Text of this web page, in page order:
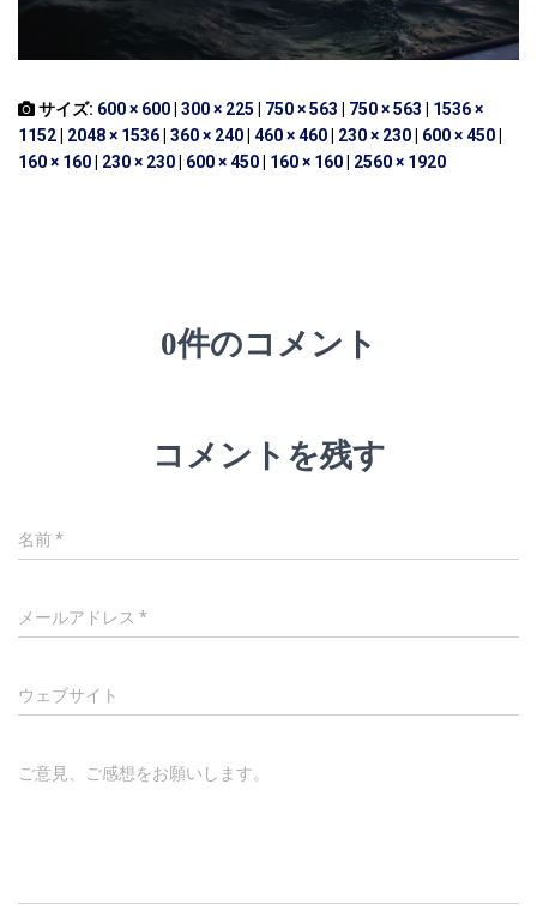
サイズ: 600 × 600| 300 × 225 | 750 × 563 | 750 × 563 | 1536 ×
1152| 2048 × 1536| 360 × 240| 460 × 460| 230 × 230| 600 × 450|
160 × 160| 230 × 230| 600 × 450| 160 × 160| 2560 × 1920
0件のコメント
コメントを残す
名前*
メールアドレス *
ウェブサイト
ご意見、ご感想をお願いします。